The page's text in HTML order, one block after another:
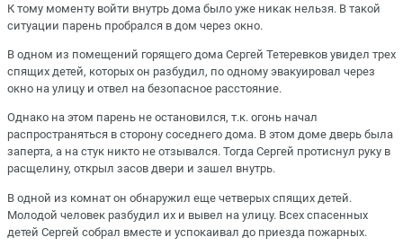
К тому моменту войти внутрь дома было уже никак нельзя. В такой
ситуации парень пробрался в дом через окно.
В одном из помещений горящего дома Сергей Тетеревков увидел трех
спящих детей, которых он разбудил, по одному эвакуировал через
окно на улицу и отвел на безопасное расстояние.
Однако на этом парень не остановился, т.к. огонь начал
распространяться в сторону соседнего дома. В этом доме дверь была
заперта, а на стук никто не отзывался. Тогда Сергей протиснул руку в
расщелину, открыл засов двери и зашел внутрь.
В одной из комнат он обнаружил еще четверых спящих детей.
Молодой человек разбудил их и вывел на улицу. Всех спасенных
детей Сергей собрал вместе и успокаивал до приезда пожарных.